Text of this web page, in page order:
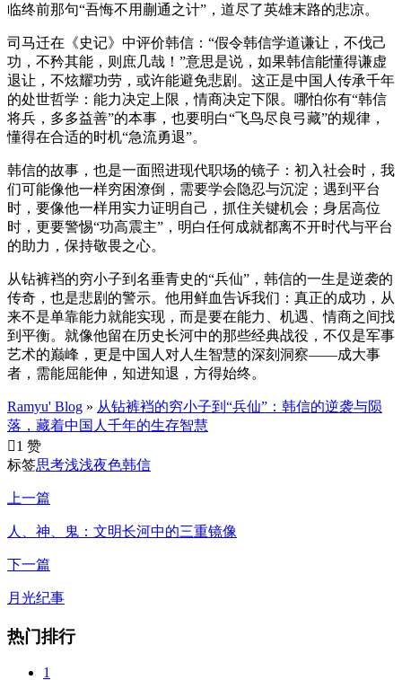
临终前那句“吾悔不用蒯通之计”，道尽了英雄末路的悲凉。
司马迁在《史记》中评价韩信：“假令韩信学道谦让，不伐己
功，不矜其能，则庶几哉！”意思是说，如果韩信能懂得谦虚
退让，不炫耀功劳，或许能避免悲剧。这正是中国人传承千年
的处世哲学：能力决定上限，情商决定下限。哪怕你有“韩信
将兵，多多益善”的本事，也要明白“飞鸟尽良弓藏”的规律，
懂得在合适的时机“急流勇退”。
韩信的故事，也是一面照进现代职场的镜子：初入社会时，我
们可能像他一样穷困潦倒，需要学会隐忍与沉淀；遇到平台
时，要像他一样用实力证明自己，抓住关键机会；身居高位
时，更要警惕“功高震主”，明白任何成就都离不开时代与平台
的助力，保持敬畏之心。
从钻裤裆的穷小子到名垂青史的“兵仙”，韩信的一生是逆袭的
传奇，也是悲剧的警示。他用鲜血告诉我们：真正的成功，从
来不是单靠能力就能实现，而是要在能力、机遇、情商之间找
到平衡。就像他留在历史长河中的那些经典战役，不仅是军事
艺术的巅峰，更是中国人对人生智慧的深刻洞察——成大事
者，需能屈能伸，知进知退，方得始终。
Ramyu' Blog » 从钻裤裆的穷小子到“兵仙”：韩信的逆袭与陨
落，藏着中国人千年的生存智慧
1 赞
标签思考浅浅夜色韩信
上一篇
人、神、鬼：文明长河中的三重镜像
下一篇
月光纪事
热门排行
1